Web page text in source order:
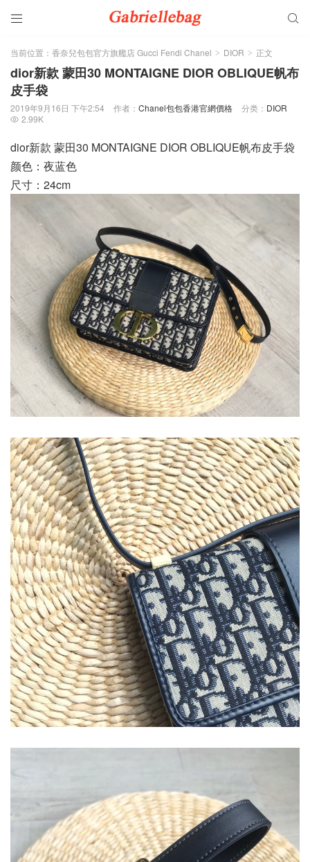
 
当前位置： 香奈兒包包官方旗艦店 Gucci Fendi Chanel > DIOR > 正文
dior新款 蒙田30 MONTAIGNE DIOR OBLIQUE帆布
皮手袋
2019年9月16日 下午2:54 作者： Chanel包包香港官網價格 分类： DIOR
 2.99K
dior新款 蒙田30 MONTAIGNE DIOR OBLIQUE帆布皮手袋
颜色：夜蓝色
尺寸：24cm